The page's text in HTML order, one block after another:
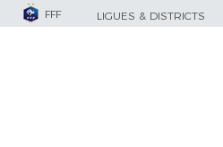
FFF LIGUES & DISTRICTS